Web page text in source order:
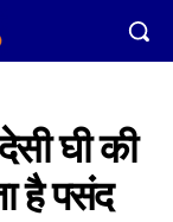
घी की
है पसंद